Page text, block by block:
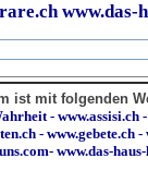
www.das-
ist mit folgenden
- www.assisi.ch -
- www.gebete.ch -
- www.das-